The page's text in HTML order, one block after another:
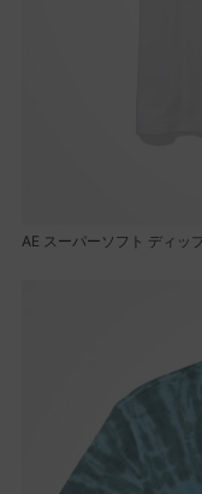
AE スーパーソフト ディッ